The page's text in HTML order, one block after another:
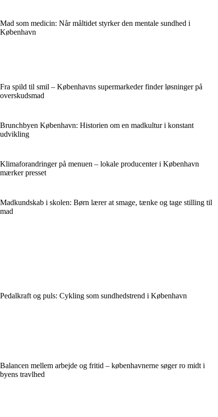
Mad som medicin: Når måltidet styrker den mentale sundhed i
København
Fra spild til smil – Københavns supermarkeder finder løsninger på
overskudsmad
Brunchbyen København: Historien om en madkultur i konstant
udvikling
Klimaforandringer på menuen – lokale producenter i København
mærker presset
Madkundskab i skolen: Børn lærer at smage, tænke og tage stilling til
mad
Pedalkraft og puls: Cykling som sundhedstrend i København
Balancen mellem arbejde og fritid – københavnerne søger ro midt i
byens travlhed